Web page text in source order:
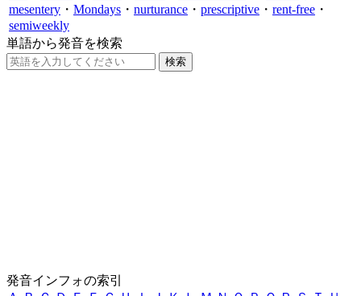
mesentery ・ Mondays ・ nurturance ・ prescriptive ・ rent-free ・
semiweekly
単語から発音を検索
発音インフォの索引